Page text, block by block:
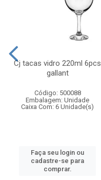
Cj tacas vidro 220ml 6pcs
gallant
Código: 500088
Embalagem: Unidade
Caixa Com: 6 Unidade(s)
Faça seu login ou
cadastre-se para
comprar.